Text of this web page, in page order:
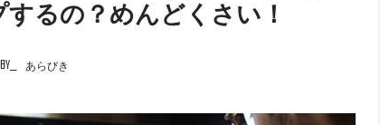
るの？めんどくさい！
あらびき